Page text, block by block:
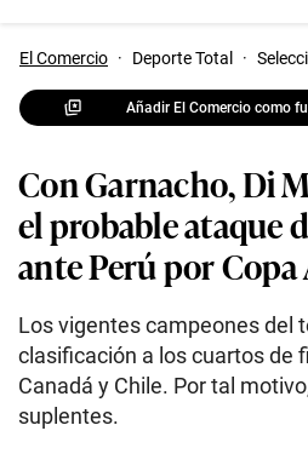
El Comercio · Deporte Total ·
Añadir El Comercio como
Con Garnacho, Di
el probable ataque
ante Perú por
Los vigentes campeones del
clasificación a los cuartos de
Canadá y Chile. Por tal
suplentes.